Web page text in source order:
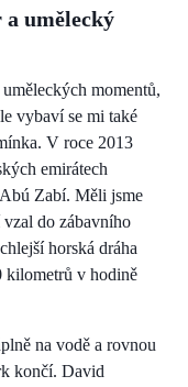
a umělecký
momentů,
vybaví se mi také
V roce 2013
emirátech
Zabí. Měli jsme
do zábavního
horská dráha
kilometrů v hodině
na vodě a rovnou
končí. David